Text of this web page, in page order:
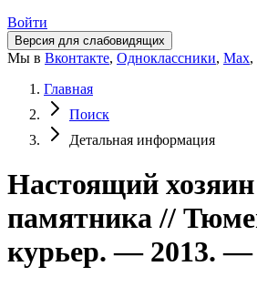
Войти
Версия для слабовидящих
Мы в Вконтакте, Одноклассники, Max,
Главная
Поиск
Детальная информация
Настоящий
памятника //
курьер. — 2013.